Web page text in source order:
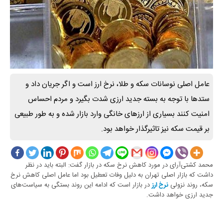
عامل اصلی نوسانات سکه و طلا، نرخ ارز است و اگر جریان داد و
ستدها با توجه به بسته جدید ارزی شدت بگیرد و مردم احساس
امنیت کنند بسیاری از ارزهای خانگی وارد بازار شده و به طور طبیعی
بر قیمت سکه نیز تاثیرگذار خواهد بود.
محمد کشتی‌آرای در مورد کاهش نرخ سکه در بازار گفت: البته باید در نظر
داشت که بازار اصلی تهران به دلیل وفات تعطیل بود اما عامل اصلی کاهش نرخ
سکه، روند نزولی نرخ ارزدر بازار است که ادامه این روند بستگی به سیاست‌های
جدید ارزی خواهد داشت.